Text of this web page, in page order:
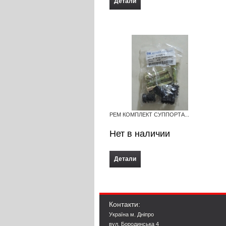
РЕМ КОМПЛЕКТ СУППОРТА...
Нет в наличии
Детали
Контакти:
Україна м. Дніпро
вул. Бородинська 4